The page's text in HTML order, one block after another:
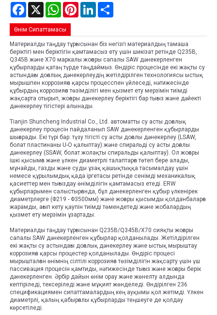
Facebook
X WhatsAppPinterestLinkedIn
Өнім Сипаттамасы
Материалды таңдау тұрғысынан біз негізгі материалдың тамаша
беріктігі мен беріктігін қамтамасыз ету үшін шикізат ретінде Q235B,
Q345B және X70 маркалы жоғары сапалы SAW дәнекерленген
құбырларды қатаң түрде таңдаймыз. Өндіріс процесінде екі жақты су
астындағы доғалық дәнекерлеудің жетілдірілген технологиясы ыстық
мырышпен коррозияға қарсы процесспен үйлеседі, нәтижесінде
құбырдың коррозияға төзімділігі мен қызмет ету мерзімін тиімді
жақсарта отырып, жоғары дәнекерлеу беріктігі бар тығыз және дәйекті
дәнекерлеу тігістері алынады.
Tianjin Shuncheng Industrial Co., Ltd. автоматты су асты доғалық
дәнекерлеу процесін пайдаланып SAW дәнекерленген құбырларды
шығарады. Екі түрі бар: түзу тігісті су асты доғалы дәнекерлеу (LSAW,
болат пластинаны U-O қалыптау) және спиральді су асты доғалы
дәнекерлеу (SSAW, болат жолақты спиральды қалыптау). Ол жоғары
ішкі қысымға және үлкен диаметрлі талаптарға төтеп бере алады,
мұнайды, газды және суды ұзақ қашықтыққа тасымалдау үшін
немесе құрылымдық қада іргетасы ретінде сенімді механикалық
қасиеттер мен тығыздау өнімділігін қамтамасыз етеді. ERW
құбырларымен салыстырғанда, бұл дәнекерленген құбыр үлкенірек
диаметрлерге (Φ219 - Φ3500мм) және жоғары қысымды қолданбаларға
жарамды, ағып кету қаупін тиімді төмендетеді және жобалардың
қызмет ету мерзімін ұзартады.
Материалды таңдау тұрғысынан Q235B/Q345B/X70 сияқты жоғары
сапалы SAW дәнекерленген құбырлар қолданылады. Жетілдірілген
екі жақты су астындағы доғалық дәнекерлеу және ыстық мырыштау
коррозияға қарсы процестер қолданылады. Өндіріс процесі
мырышталған өнімнің сілтілі коррозияға төзімділігін жақсарту үшін үш
пассивация процесін қамтиды, нәтижесінде тығыз және жоғары берік
дәнекерленген. Әрбір дайын өнім орау және жөнелту алдында
кептіріледі, тексеріледі және мұқият жөнделеді. Өндірілген 236
спецификациямен сипаттамалардың кең ауқымы қол жетімді. Үлкен
диаметрлі, қалың қабырғалы құбырларды теңшеуге де қолдау
көрсетіледі.